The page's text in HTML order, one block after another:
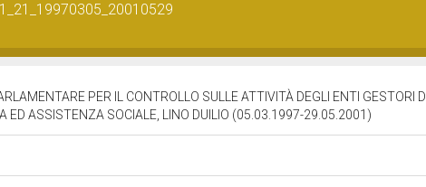
PER IL CONTROLLO SULLE ATTIVITÀ DEGLI ENTI GESTORI DI
ED ASSISTENZA SOCIALE, LINO DUILIO (05.03.1997-29.05.2001)